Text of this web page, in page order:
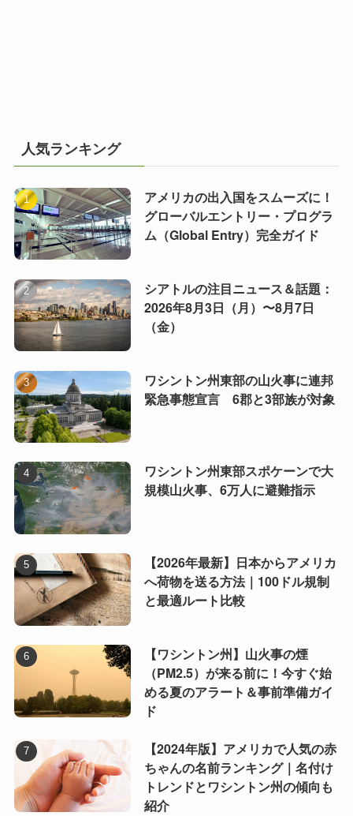
人気ランキング
アメリカの出入国をスムーズに！
グローバルエントリー・プログラ
ム（Global Entry）完全ガイド
シアトルの注目ニュース＆話題：
2026年8月3日（月）〜8月7日
（金）
ワシントン州東部の山火事に連邦
緊急事態宣言 6郡と3部族が対象
ワシントン州東部スポケーンで大
規模山火事、6万人に避難指示
【2026年最新】日本からアメリカ
へ荷物を送る方法｜100ドル規制
と最適ルート比較
【ワシントン州】山火事の煙
（PM2.5）が来る前に！今すぐ始
める夏のアラート＆事前準備ガイ
ド
【2024年版】アメリカで人気の赤
ちゃんの名前ランキング｜名付け
トレンドとワシントン州の傾向も
紹介